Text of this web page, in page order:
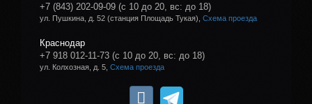
+7 (843) 202-09-09 (с 10 до 20, вс: до 18)
ул. Пушкина, д. 52 (станция Площадь Тукая), Схема проезда
Краснодар
+7 918 012-11-73 (с 10 до 20, вс: до 18)
ул. Колхозная, д. 5, Схема проезда